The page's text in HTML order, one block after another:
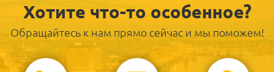
Хотите что-то особенное?
Обращайтесь к нам прямо сейчас и мы поможем!